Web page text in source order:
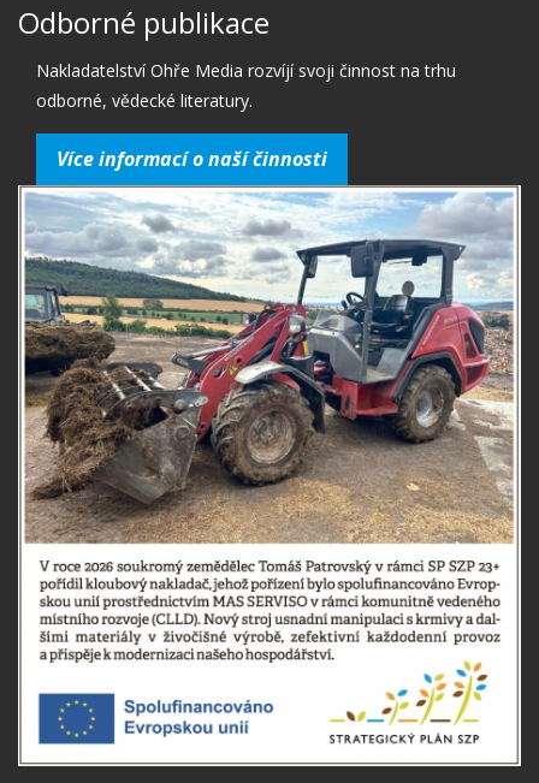
Odborné publikace
Nakladatelství Ohře Media rozvíjí svoji činnost na trhu
odborné, vědecké literatury.
Více informací o naší činnosti